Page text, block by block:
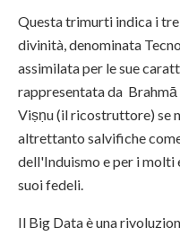
Questa trimurti indica i
divinità, denominata
assimilata per le sue
rappresentata da
Viṣṇu (il ricostruttore) se
altrettanto salvifiche
dell'Induismo e per i
suoi fedeli.
Il Big Data è una